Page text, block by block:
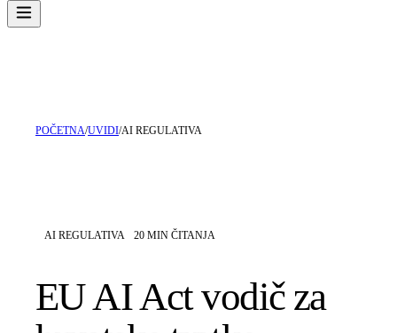
POČETNA/UVIDI/AI REGULATIVA
AI REGULATIVA 20 MIN ČITANJA
EU AI Act vodič za